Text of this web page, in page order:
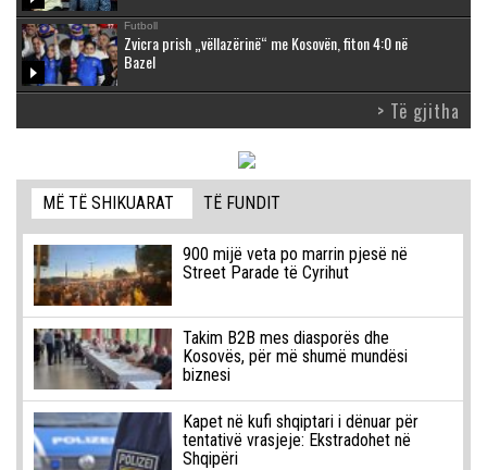
Futboll
Zvicra prish „vëllazërinë“ me Kosovën, fiton 4:0 në
Bazel
> Të gjitha
MË TË SHIKUARAT TË FUNDIT
900 mijë veta po marrin pjesë në
Street Parade të Cyrihut
Takim B2B mes diasporës dhe
Kosovës, për më shumë mundësi
biznesi
Kapet në kufi shqiptari i dënuar për
tentativë vrasjeje: Ekstradohet në
Shqipëri